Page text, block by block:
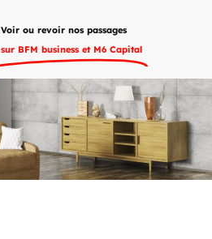
Voir ou revoir nos passages
sur BFM business et M6 Capital